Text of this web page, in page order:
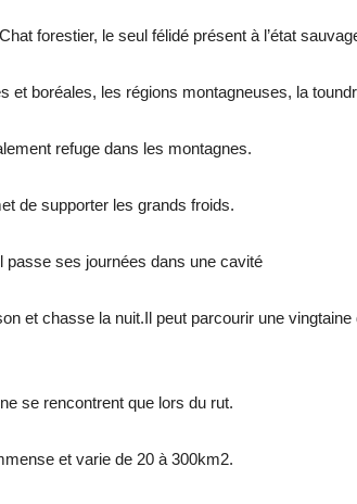
forestier, le seul félidé présent à l’état
et boréales, les régions montagneuses, la
refuge dans les montagnes.
de supporter les grands froids.
passe ses journées dans une cavité
et chasse la nuit.Il peut parcourir une
se rencontrent que lors du rut.
et varie de 20 à 300km2.